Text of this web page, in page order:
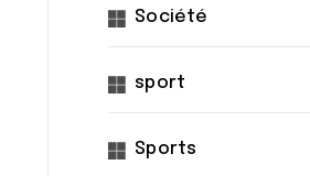
Société
sport
Sports